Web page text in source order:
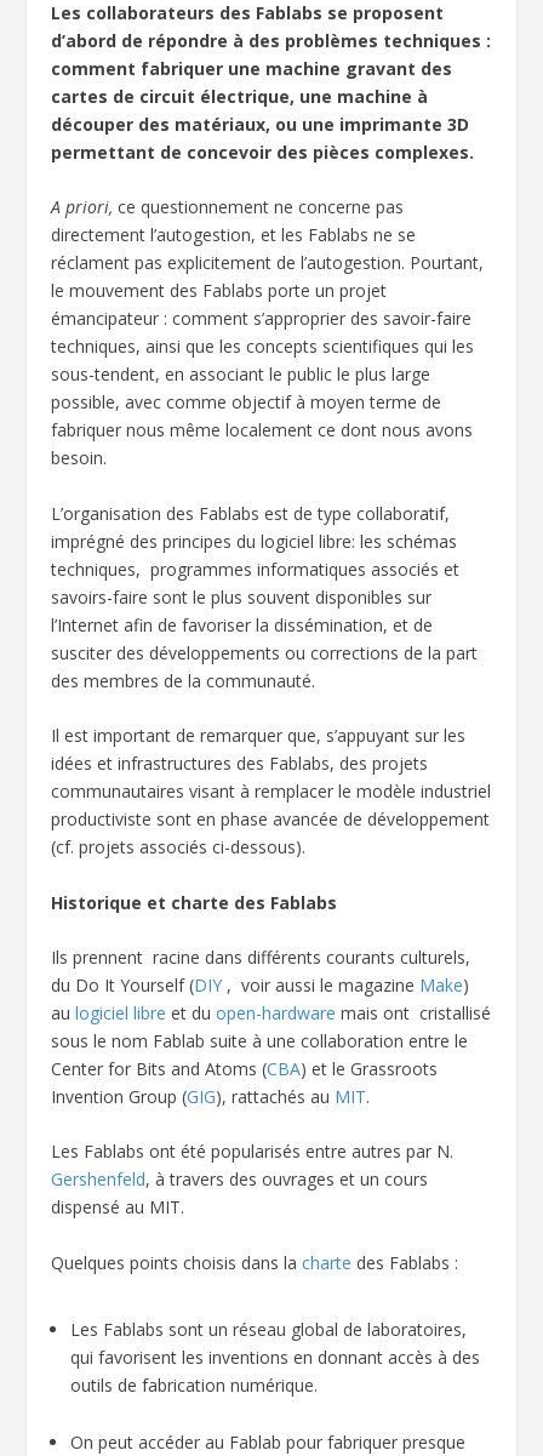
Les collaborateurs des Fablabs se proposent
d’abord de répondre à des problèmes techniques :
comment fabriquer une machine gravant des
cartes de circuit électrique, une machine à
découper des matériaux, ou une imprimante 3D
permettant de concevoir des pièces complexes.
A priori, ce questionnement ne concerne pas
directement l’autogestion, et les Fablabs ne se
réclament pas explicitement de l’autogestion. Pourtant,
le mouvement des Fablabs porte un projet
émancipateur : comment s’approprier des savoir-faire
techniques, ainsi que les concepts scientifiques qui les
sous-tendent, en associant le public le plus large
possible, avec comme objectif à moyen terme de
fabriquer nous même localement ce dont nous avons
besoin.
L’organisation des Fablabs est de type collaboratif,
imprégné des principes du logiciel libre: les schémas
techniques, programmes informatiques associés et
savoirs-faire sont le plus souvent disponibles sur
l’Internet afin de favoriser la dissémination, et de
susciter des développements ou corrections de la part
des membres de la communauté.
Il est important de remarquer que, s’appuyant sur les
idées et infrastructures des Fablabs, des projets
communautaires visant à remplacer le modèle industriel
productiviste sont en phase avancée de développement
(cf. projets associés ci-dessous).
Historique et charte des Fablabs
Ils prennent racine dans différents courants culturels,
du Do It Yourself (DIY , voir aussi le magazine Make)
aulogiciel libre et duopen-hardware mais ont cristallisé
sous le nom Fablab suite à une collaboration entre le
Center for Bits and Atoms (CBA) et le Grassroots
Invention Group (GIG), rattachés au MIT.
Les Fablabs ont été popularisés entre autres par N.
Gershenfeld, à travers des ouvrages et un cours
dispensé au MIT.
Quelques points choisis dans lacharte des Fablabs :
Les Fablabs sont un réseau global de laboratoires,
qui favorisent les inventions en donnant accès à des
outils de fabrication numérique.
On peut accéder au Fablab pour fabriquer presque